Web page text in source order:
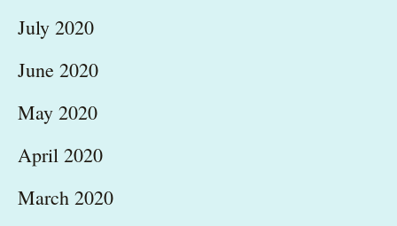
July 2020
June 2020
May 2020
April 2020
March 2020